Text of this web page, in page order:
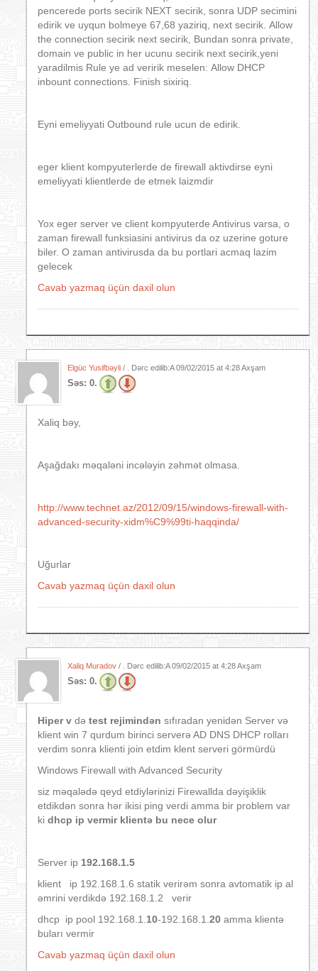
pencerede ports secirik NEXT secirik, sonra UDP secimini
edirik ve uyqun bolmeye 67,68 yaziriq, next secirik. Allow
the connection secirik next secirik, Bundan sonra private,
domain ve public in her ucunu secirik next secirik,yeni
yaradilmis Rule ye ad veririk meselen: Allow DHCP
inbount connections. Finish sixiriq.
Eyni emeliyyati Outbound rule ucun de edirik.
eger klient kompyuterlerde de firewall aktivdirse eyni
emeliyyati klientlerde de etmek laizmdir
Yox eger server ve client kompyuterde Antivirus varsa, o
zaman firewall funksiasini antivirus da oz uzerine goture
biler. O zaman antivirusda da bu portlari acmaq lazim
gelecek
Cavab yazmaq üçün daxil olun
Elgüc Yusifbəyli / . Dərc edilib:A09/02/2015 at 4:28 Axşam
Səs: 0.
Xaliq bəy,
Aşağdakı məqaləni incələyin zəhmət olmasa.
http://www.technet.az/2012/09/15/windows-firewall-with-
advanced-security-xidm%C9%99ti-haqqinda/
Uğurlar
Cavab yazmaq üçün daxil olun
Xaliq Muradov / . Dərc edilib:A09/02/2015 at 4:28 Axşam
Səs: 0.
Hiper v də test rejimindən sıfıradan yenidən Server və
klient win 7 qurdum birinci serverə AD DNS DHCP rolları
verdim sonra klienti join etdim klent serveri görmürdü
Windows Firewall with Advanced Security
siz məqalədə qeyd etdiylərinizi Firewallda dəyişiklik
etdikdən sonra hər ikisi ping verdi amma bir problem var
ki dhcp ip vermir klientə bu nece olur
Server ip 192.168.1.5
klient ip 192.168.1.6 statik verirəm sonra avtomatik ip al
əmrini verdikdə 192.168.1.2 verir
dhcp ip pool 192.168.1. 10-192.168.1. 20 amma klientə
buları vermir
Cavab yazmaq üçün daxil olun